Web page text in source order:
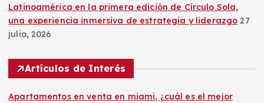
Latinoamérica en la primera edición de Círculo Sola,
una experiencia inmersiva de estrategia y liderazgo 27
julio, 2026
Artículos de Interés
Apartamentos en venta en miami, ¿cuál es el mejor